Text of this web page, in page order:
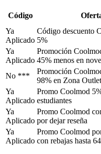
Código
Ya
Aplicado
Código descuento
5%
Ya
Aplicado
Promoción
45% menos en
No ***
Promoción
98% en Zona Outlet
Ya
Aplicado
Promo Coolmod
estudiantes
Ya
Aplicado
Promo Coolmod
por dejar reseña
Ya
Aplicado
Promo Coolmod
con rebajas hasta